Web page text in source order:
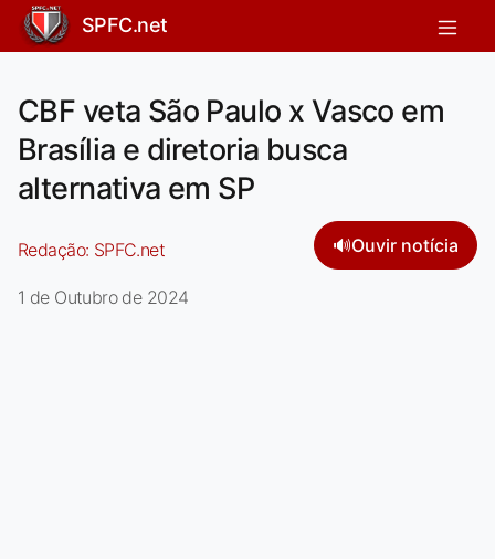
SPFC.net
CBF veta São Paulo x Vasco em
Brasília e diretoria busca
alternativa em SP
Redação: SPFC.net 🔊Ouvir notícia
1 de Outubro de 2024